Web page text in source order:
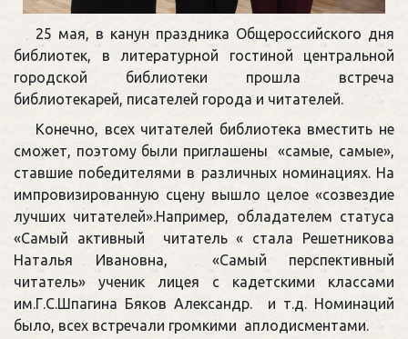
25 мая, в канун праздника Общероссийского дня
библиотек, в литературной гостиной центральной
городской библиотеки прошла встреча
библиотекарей, писателей города и читателей.
Конечно, всех читателей библиотека вместить не
сможет, поэтому были приглашены «самые, самые»,
ставшие победителями в различных номинациях. На
импровизированную сцену вышло целое «созвездие
лучших читателей».Например, обладателем статуса
«Самый активный читатель « стала Решетникова
Наталья Ивановна, «Самый перспективный
читатель» ученик лицея с кадетскими классами
им.Г.С.Шпагина Бяков Александр. и т.д. Номинаций
было, всех встречали громкими аплодисментами.